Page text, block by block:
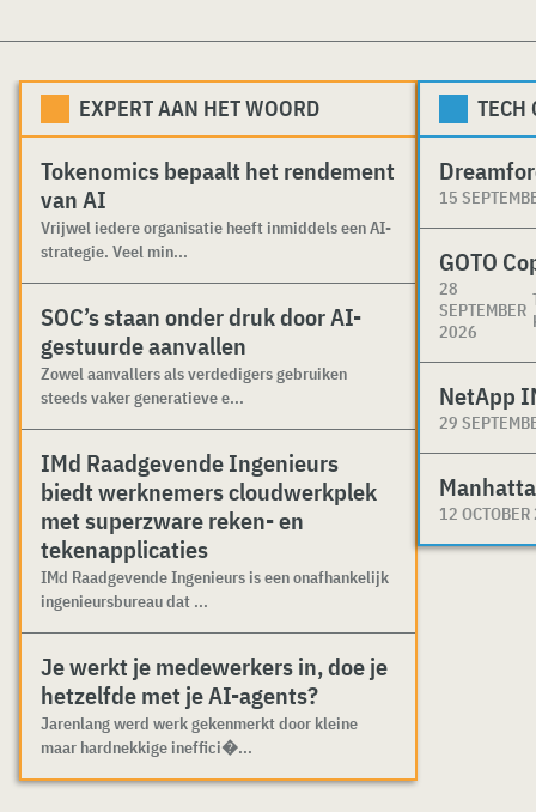
EXPERT AAN HET WOORD
Tokenomics bepaalt het rendement
van AI
Vrijwel iedere organisatie heeft inmiddels een AI-
strategie. Veel min...
SOC’s staan onder druk door AI-
gestuurde aanvallen
Zowel aanvallers als verdedigers gebruiken
steeds vaker generatieve e...
IMd Raadgevende Ingenieurs
biedt werknemers cloudwerkplek
met superzware reken- en
tekenapplicaties
IMd Raadgevende Ingenieurs is een onafhankelijk
ingenieursbureau dat ...
Je werkt je medewerkers in, doe je
hetzelfde met je AI-agents?
Jarenlang werd werk gekenmerkt door kleine
maar hardnekkige ineffici�...
TECH
15
GOTO
28
SEPTEMBER
2026
NetApp
29
12